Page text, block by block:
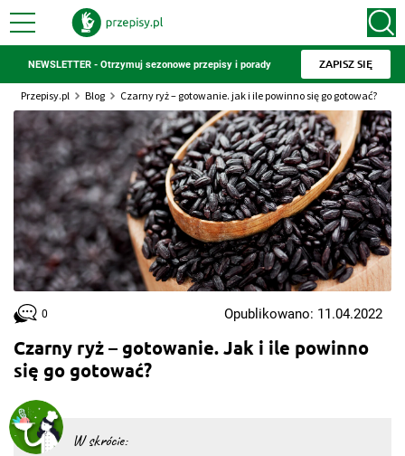
NEWSLETTER - Otrzymuj sezonowe przepisy i porady ZAPISZ SIĘ
Przepisy.pl Blog Czarny ryż – gotowanie. jak i ile powinno się go gotować?
Czarny ryż – gotowanie. Jak i ile powinno
się go gotować?
W skrócie:
0 Opublikowano: 11.04.2022